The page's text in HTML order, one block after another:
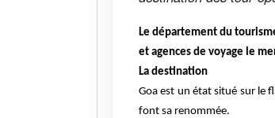
Le département du
et agences de voyage le
La destination
Goa est un état situé sur le
font sa renommée.